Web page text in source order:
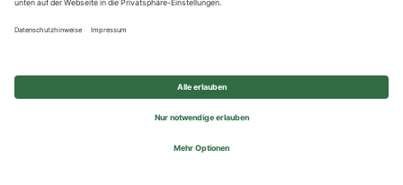
© 2026 REWE Group - All rights reserved